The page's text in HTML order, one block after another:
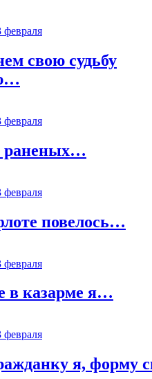
февраля
свою судьбу
февраля
раненых…
февраля
повелось…
февраля
в казарме я…
февраля
я, форму